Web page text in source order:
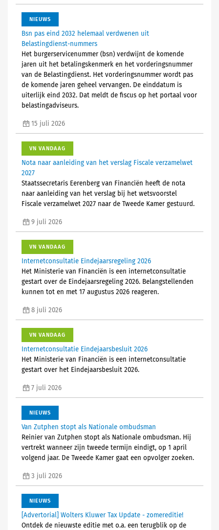
NIEUWS
Bsn pas eind 2032 helemaal verdwenen uit
Belastingdienst-nummers
Het burgerservicenummer (bsn) verdwijnt de komende
jaren uit het betalingskenmerk en het vorderingsnummer
van de Belastingdienst. Het vorderingsnummer wordt pas
de komende jaren geheel vervangen. De einddatum is
uiterlijk eind 2032. Dat meldt de fiscus op het portaal voor
belastingadviseurs.
15 juli 2026
VN VANDAAG
Nota naar aanleiding van het verslag Fiscale verzamelwet
2027
Staatssecretaris Eerenberg van Financiën heeft de nota
naar aanleiding van het verslag bij het wetsvoorstel
Fiscale verzamelwet 2027 naar de Tweede Kamer gestuurd.
9 juli 2026
VN VANDAAG
Internetconsultatie Eindejaarsregeling 2026
Het Ministerie van Financiën is een internetconsultatie
gestart over de Eindejaarsregeling 2026. Belangstellenden
kunnen tot en met 17 augustus 2026 reageren.
8 juli 2026
VN VANDAAG
Internetconsultatie Eindejaarsbesluit 2026
Het Ministerie van Financiën is een internetconsultatie
gestart over het Eindejaarsbesluit 2026.
7 juli 2026
NIEUWS
Van Zutphen stopt als Nationale ombudsman
Reinier van Zutphen stopt als Nationale ombudsman. Hij
vertrekt wanneer zijn tweede termijn eindigt, op 1 april
volgend jaar. De Tweede Kamer gaat een opvolger zoeken.
3 juli 2026
NIEUWS
[Advertorial] Wolters Kluwer Tax Update - zomereditie!
Ontdek de nieuwste editie met o.a. een terugblik op de